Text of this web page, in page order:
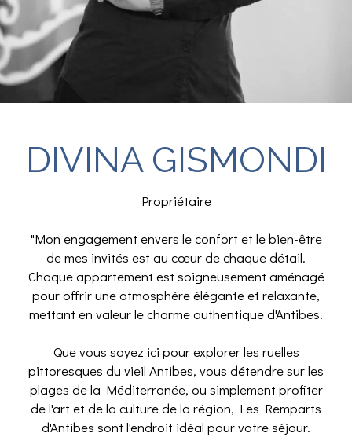
DIVINA GISMONDI
Propriétaire
"Mon engagement envers le confort et le bien-être
de mes invités est au cœur de chaque détail.
Chaque appartement est soigneusement aménagé
pour offrir une atmosphère élégante et relaxante,
mettant en valeur le charme authentique d'Antibes.
Que vous soyez ici pour explorer les ruelles
pittoresques du vieil Antibes, vous détendre sur les
plages de la Méditerranée, ou simplement profiter
de l'art et de la culture de la région, Les Remparts
d'Antibes sont l'endroit idéal pour votre séjour.